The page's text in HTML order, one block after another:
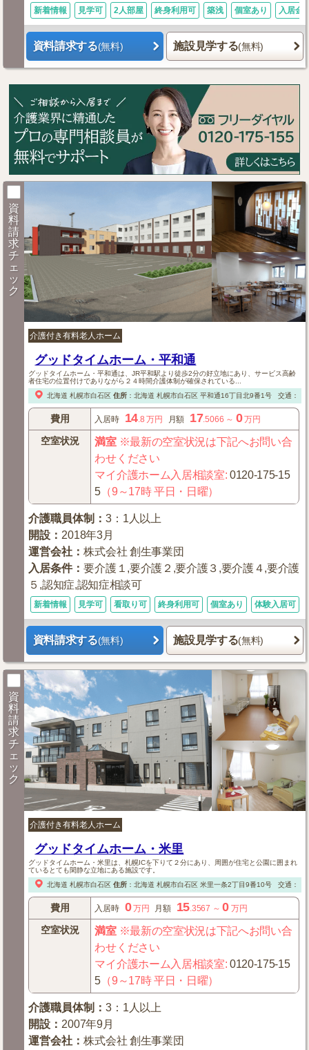
新着情報 見学可 2人部屋 終身利用可 築浅 個室あり 入居金
資料請求する(無料) 施設見学する(無料)
資
料
請
求
チ
ェ
ッ
ク
介護付き有料老人ホーム
グッドタイムホーム・平和通
グッドタイムホーム・平和通は、JR平和駅より徒歩2分の好立地にあり、サービス高齢
者住宅の位置付けでありながら２４時間介護体制が確保されている...
北海道 札幌市白石区 住所： 北海道 札幌市白石区平和通16丁目北9番1号 交通：【
費用 入居時 14.8 万円 月額 17.5066 ～ 0万円
空室状況 満室※最新の空室状況は下記へお問い合
わせください
マイ介護ホーム入居相談室:0120-175-15
5 （9～17時 平日・日曜）
介護職員体制 ：3：1人以上
開設 ： 2018年3月
運営会社 ：株式会社 創生事業団
入居条件：要介護１,要介護２,要介護３,要介護４,要介護
５,認知症,認知症相談可
新着情報 見学可 看取り可 終身利用可 個室あり 体験入居可
資料請求する(無料) 施設見学する(無料)
資
料
請
求
チ
ェ
ッ
ク
介護付き有料老人ホーム
グッドタイムホーム・米里
グッドタイムホーム・米里は、札幌ICを下りて２分にあり、周囲が住宅と公園に囲まれ
ているとても閑静な立地にある施設です。
北海道 札幌市白石区 住所： 北海道 札幌市白石区米里一条2丁目9番10号 交通：【
費用 入居時 0万円 月額 15 .3567 ～0 万円
空室状況 満室※最新の空室状況は下記へお問い合
わせください
マイ介護ホーム入居相談室:0120-175-15
5 （9～17時 平日・日曜）
介護職員体制 ：3：1人以上
開設 ： 2007年9月
運営会社 ：株式会社 創生事業団